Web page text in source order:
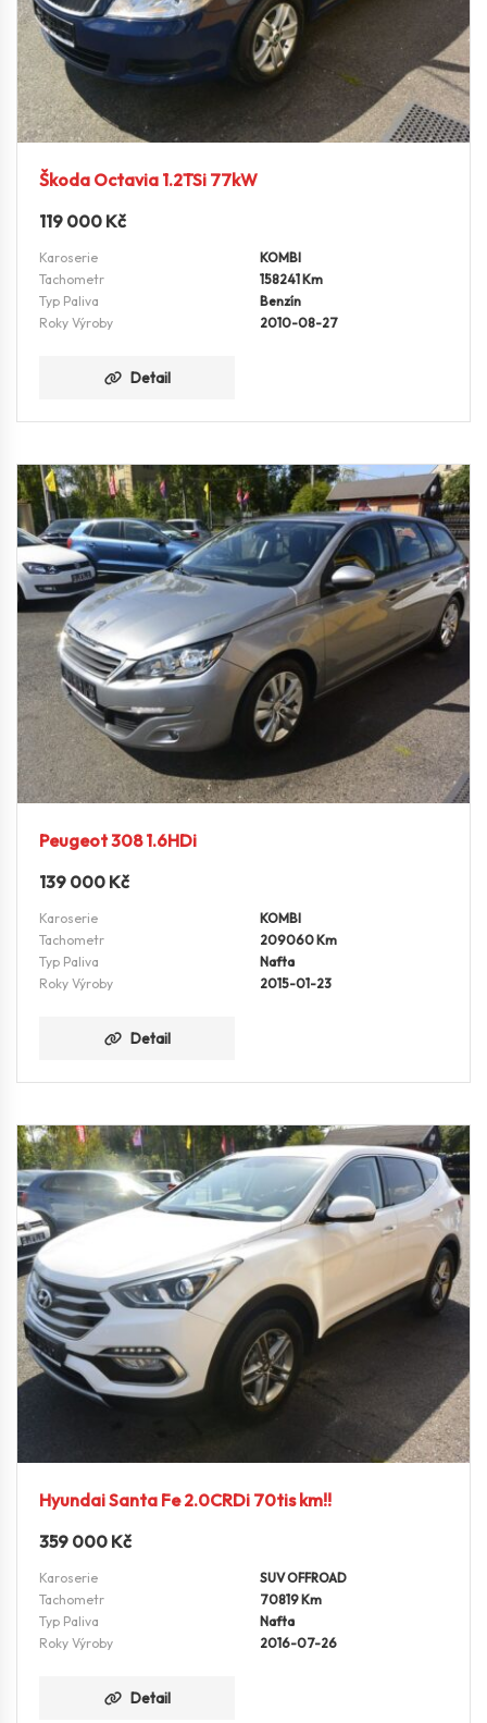
Škoda Octavia 1.2TSi 77kW
119 000 Kč
Karoserie
KOMBI
Tachometr
158241 Km
Typ Paliva
Benzín
Roky Výroby
2010-08-27
Detail
Peugeot 308 1.6HDi
139 000 Kč
Karoserie
KOMBI
Tachometr
209060 Km
Typ Paliva
Nafta
Roky Výroby
2015-01-23
Detail
Hyundai Santa Fe 2.0CRDi 70tis km!!
359 000 Kč
Karoserie
SUV OFFROAD
Tachometr
70819 Km
Typ Paliva
Nafta
Roky Výroby
2016-07-26
Detail